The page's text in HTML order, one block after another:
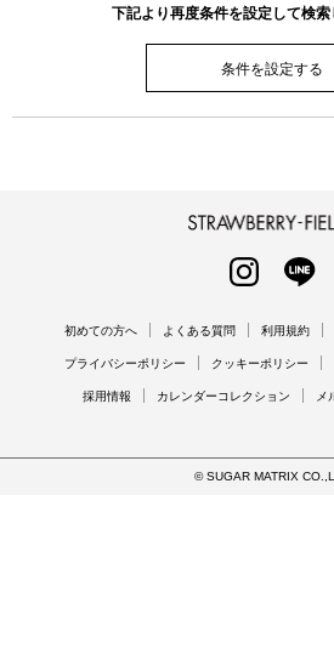
下記より再度条件を設定して検索
条件を設定する
初めての方へ よくある質問 利用規約
プライバシーポリシー クッキーポリシー
採用情報 カレンダーコレクション メ
© SUGAR MATRIX